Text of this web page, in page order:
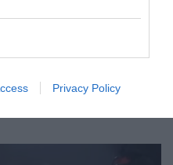
Privacy Policy